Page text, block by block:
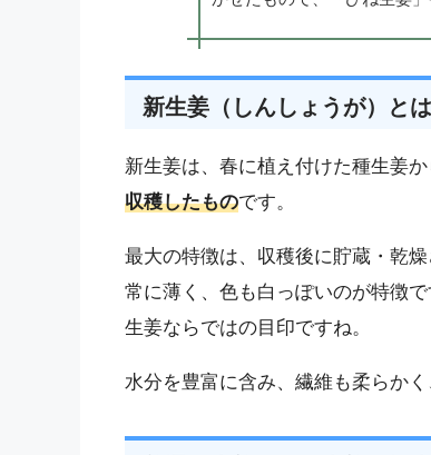
新生姜（しんしょうが）と
新生姜は、春に植え付けた種生姜か
収穫したものです。
最大の特徴は、収穫後に貯蔵・乾
常に薄く、色も白っぽいのが特徴
生姜ならではの目印ですね。
水分を豊富に含み、繊維も柔らか